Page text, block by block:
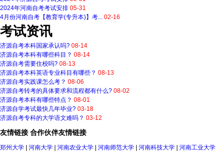
2024年河南自考考试安排 05-31
4月份河南自考【教育学(专升本)】考... 02-16
考试资讯
济源自考本科国家承认吗? 08-14
济源自考本科有哪些科目？ 08-14
济源自考需要住校吗? 08-13
济源自考本科英语专业科目有哪些？ 08-13
济源自考实践课怎么考？ 08-06
济源自考转考的具体要求和流程都有什么? 08-02
济源自考本科有哪些特点？ 08-01
济源自学考试最快几年毕业? 03-18
济源自考专科的大学语文难吗？ 03-12
友情链接 合作伙伴友情链接
郑州大学 河南大学 河南农业大学 河南师范大学 河南科技大学 河南工业大学